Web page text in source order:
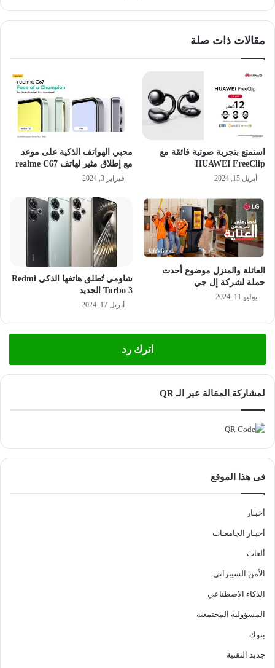
مقالات ذات صلة
استمتع بتجربة صوتية فائقة مع
HUAWEI FreeClip
أبريل 15, 2024
محبي الهواتف الذكية على موعد
مع إطلاق مثير لهاتف realme C67
فبراير 3, 2024
العائلة والمنزل موضوع أحدث
حملة لشركة إل جي
يوليو 11, 2024
‫‫شاومي تُطلق هاتفها الذكي Redmi
Turbo 3 الجديد
أبريل 17, 2024
اترك رد
لمشاركة المقالة عبر الـ QR
فى هذا الموقع
أخبـار
أخبـار الجامعـات
ألعاب
الأمن السيبراني
الذكاء الاصطناعي
المسؤولية المجتمعية
بنوك
جديد التقنية